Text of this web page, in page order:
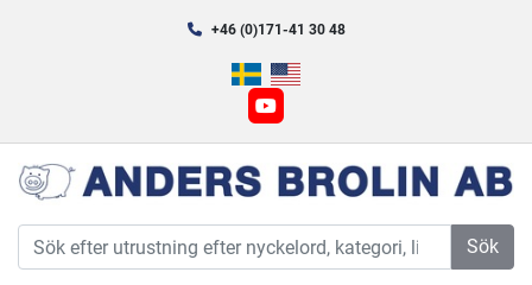
+46 (0)171-41 30 48
youtube
Sök